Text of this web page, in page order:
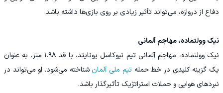
دفاع از دروازه، می‌تواند تأثیر زیادی بر روی بازی‌ها داشته باشد.
نیک وولتماده، مهاجم آلمانی
نیک وولتماده، مهاجم آلمانی تیم نیوکاسل یونایتد، با قد ۱.۹۸ متر، به عنوان
یک گزینه کلیدی در خط حملهتیم ملی آلمانشناخته می‌شود. او می‌تواند در
نبردهای هوایی و حملات استراتژیک تأثیرگذار باشد.